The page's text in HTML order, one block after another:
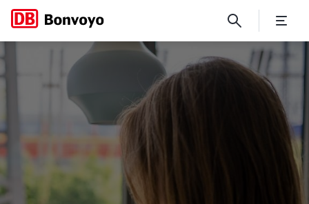
Was versteht man unter